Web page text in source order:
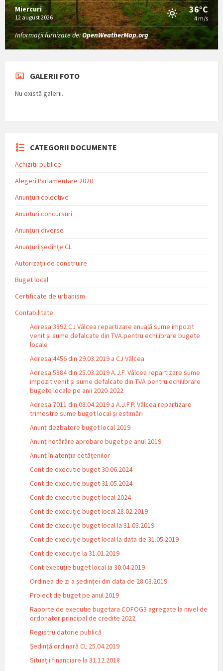
Miercuri
12 august 2026
36°C
4 m/s
Informații furnizate de:OpenWeatherMap.org
GALERII FOTO
Nu există galerii.
CATEGORII DOCUMENTE
Achizitii publice
Alegeri Parlamentare 2020
Anunțuri colective
Anunturi concursuri
Anunțuri diverse
Anunțuri ședințe CL
Autorizații de construire
Buget local
Certificate de urbanism
Contabilitate
Adresa 3892 CJ Vâlcea repartizare anuală sume impozit
venit și sume defalcate din TVA pentru echilibrare bugete
locale
Adresa 4456 din 29.03.2019 a CJ Vâlcea
Adresa 5884 din 25.03.2019 A.J.F. Vâlcea repartizare sume
impozit venit și sume defalcate din TVA pentru echilibrare
bugete locale pe anii 2020-2022
Adresa 7011 din 08.04.2019 a A.J.F.P. Vâlcea repartizare
trimestre sume buget local și estimări
Anunț dezbatere buget local 2019
Anunț hotărâre aprobare buget pe anul 2019
Anunț în atenția cetățenilor
Cont de executie buget 30.06.2024
Cont de executie buget 31.05.2024
Cont de executie buget local 2024
Cont de execuție buget local 28.02.2019
Cont de execuție buget local la 31.03.2019
Cont de execuție buget local la data de 31.05.2019
Cont de execuție la 31.01.2019
Cont execuție buget local la 30.04.2019
Ordinea de zi a ședinței din data de 28.03.2019
Proiect de buget pe anul 2019
Raporte de executie bugetara COFOG3 agregate la nivel de
ordonator principal de credite 2022
Registru datorie publică
Ședință ordinară CL 25.04.2019
Situații financiare la 31.12.2018